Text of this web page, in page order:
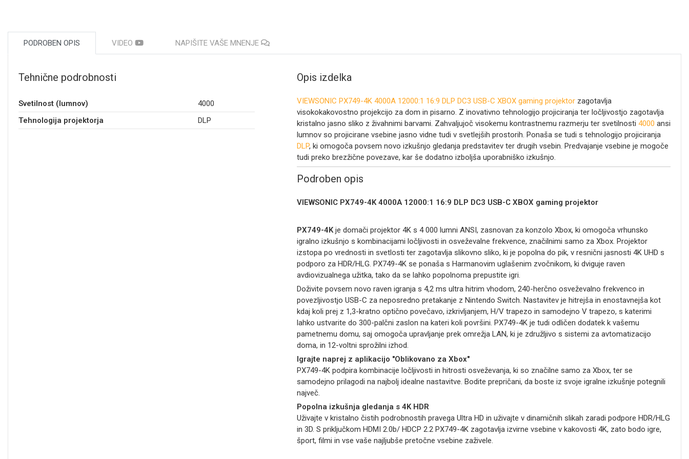
PODROBEN OPIS VIDEO NAPIŠITE VAŠE MNENJE
Tehnične podrobnosti
Svetilnost (lumnov)
4000
Tehnologija projektorja
DLP
Opis izdelka
VIEWSONIC PX749-4K 4000A 12000:1 16:9 DLP DC3 USB-C XBOX gaming projektorzagotavlja
visokokakovostno projekcijo za dom in pisarno. Z inovativno tehnologijo projiciranja ter ločljivostjo zagotavlja
kristalno jasno sliko z živahnimi barvami. Zahvaljujoč visokemu kontrastnemu razmerju ter svetilnosti 4000 ansi
lumnov so projicirane vsebine jasno vidne tudi v svetlejših prostorih. Ponaša se tudi s tehnologijo projiciranja
DLP, ki omogoča povsem novo izkušnjo gledanja predstavitev ter drugih vsebin. Predvajanje vsebine je mogoče
tudi preko brezžične povezave, kar še dodatno izboljša uporabniško izkušnjo.
Podroben opis
VIEWSONIC PX749-4K 4000A 12000:1 16:9 DLP DC3 USB-C XBOX gaming projektor
PX749-4Kje domači projektor 4K s 4 000 lumni ANSI, zasnovan za konzolo Xbox, ki omogoča vrhunsko
igralno izkušnjo s kombinacijami ločljivosti in osveževalne frekvence, značilnimi samo za Xbox. Projektor
izstopa po vrednosti in svetlosti ter zagotavlja slikovno sliko, ki je popolna do pik, v resnični jasnosti 4K UHD s
podporo za HDR/HLG. PX749-4K se ponaša s Harmanovim uglašenim zvočnikom, ki dviguje raven
avdiovizualnega užitka, tako da se lahko popolnoma prepustite igri.
Doživite povsem novo raven igranja s 4,2 ms ultra hitrim vhodom, 240-herčno osveževalno frekvenco in
povezljivostjo USB-C za neposredno pretakanje z Nintendo Switch. Nastavitev je hitrejša in enostavnejša kot
kdaj koli prej z 1,3-kratno optično povečavo, izkrivljanjem, H/V trapezo in samodejno V trapezo, s katerimi
lahko ustvarite do 300-palčni zaslon na kateri koli površini. PX749-4K je tudi odličen dodatek k vašemu
pametnemu domu, saj omogoča upravljanje prek omrežja LAN, ki je združljivo s sistemi za avtomatizacijo
doma, in 12-voltni sprožilni izhod.
Igrajte naprej z aplikacijo "Oblikovano za Xbox"
PX749-4K podpira kombinacije ločljivosti in hitrosti osveževanja, ki so značilne samo za Xbox, ter se
samodejno prilagodi na najbolj idealne nastavitve. Bodite prepričani, da boste iz svoje igralne izkušnje potegnili
največ.
Popolna izkušnja gledanja s 4K HDR
Uživajte v kristalno čistih podrobnostih pravega Ultra HD in uživajte v dinamičnih slikah zaradi podpore HDR/HLG
in 3D. S priključkom HDMI 2.0b/ HDCP 2.2 PX749-4K zagotavlja izvirne vsebine v kakovosti 4K, zato bodo igre,
šport, filmi in vse vaše najljubše pretočne vsebine zaživele.